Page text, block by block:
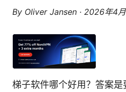
By Oliver Jansen · 2026年4
梯子软件哪个好用？答案